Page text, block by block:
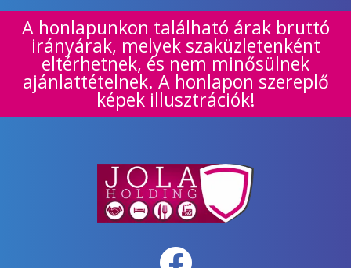
A honlapunkon található árak bruttó
irányárak, melyek szaküzletenként
eltérhetnek, és nem minősülnek
ajánlattételnek. A honlapon szereplő
képek illusztrációk!